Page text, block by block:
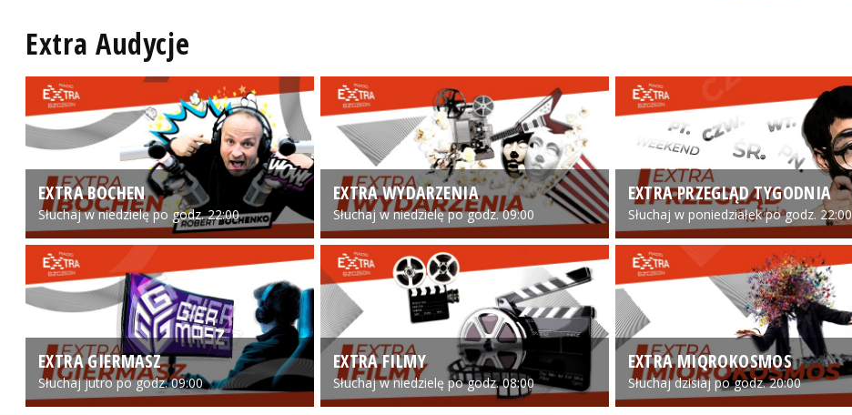
Extra Audycje
EXTRA BOCHEN
Słuchaj w niedzielę po godz. 22:00
EXTRA WYDARZENIA
Słuchaj w niedzielę po godz. 09:00
EXTRA PRZEGLĄD TYGODNIA
Słuchaj w poniedziałek po godz. 22:00
EXTRA GIERMASZ
Słuchaj jutro po godz. 09:00
EXTRA FILMY
Słuchaj w niedzielę po godz. 08:00
EXTRA MIQROKOSMOS
Słuchaj dzisiaj po godz. 20:00